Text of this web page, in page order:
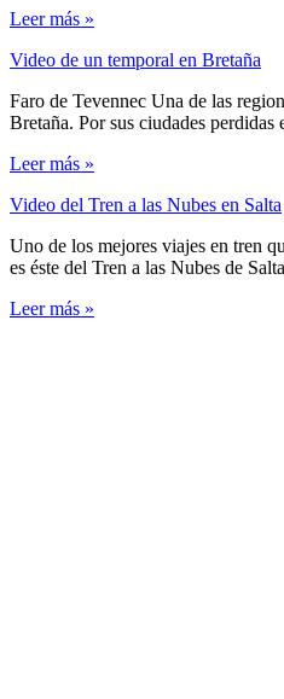
Leer más »
Video de un temporal en Bretaña
Faro de Tevennec Una de las
Bretaña. Por sus ciudades perdidas
Leer más »
Video del Tren a las Nubes en Salta
Uno de los mejores viajes en tren
es éste del Tren a las Nubes de
Leer más »